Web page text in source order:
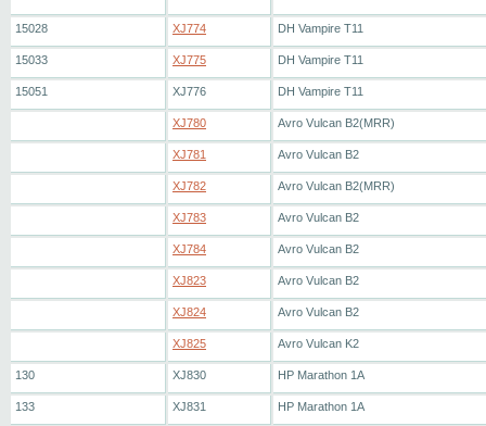
15028 XJ774 DH Vampire T11
15033 XJ775 DH Vampire T11
15051 XJ776 DH Vampire T11
XJ780 Avro Vulcan B2(MRR)
XJ781 Avro Vulcan B2
XJ782 Avro Vulcan B2(MRR)
XJ783 Avro Vulcan B2
XJ784 Avro Vulcan B2
XJ823 Avro Vulcan B2
XJ824 Avro Vulcan B2
XJ825 Avro Vulcan K2
130 XJ830 HP Marathon 1A
133 XJ831 HP Marathon 1A